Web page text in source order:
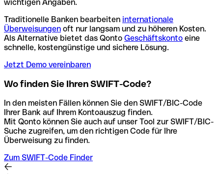
wichtigen Angaben.
Traditionelle Banken bearbeiten internationale
Überweisungen oft nur langsam und zu höheren Kosten.
Als Alternative bietet das Qonto Geschäftskonto eine
schnelle, kostengünstige und sichere Lösung.
Jetzt Demo vereinbaren
Wo finden Sie Ihren SWIFT-Code?
In den meisten Fällen können Sie den SWIFT/BIC-Code
Ihrer Bank auf Ihrem Kontoauszug finden.
Mit Qonto können Sie auch auf unser Tool zur SWIFT/BIC-
Suche zugreifen, um den richtigen Code für Ihre
Überweisung zu finden.
Zum SWIFT-Code Finder